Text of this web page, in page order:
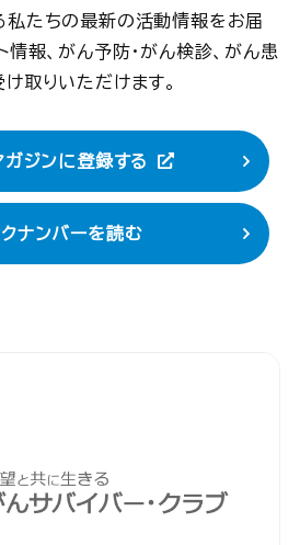
私たちの最新の活動情報をお届
情報、がん予防・がん検診、がん患
取りいただけます。
ガジンに登録する
ナンバーを読む